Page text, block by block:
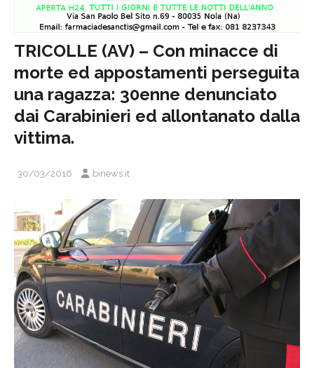
TRICOLLE (AV) – Con minacce di
morte ed appostamenti perseguita
una ragazza: 30enne denunciato
dai Carabinieri ed allontanato dalla
vittima.
30/03/2016 binews.it